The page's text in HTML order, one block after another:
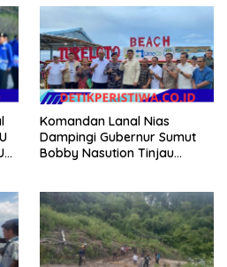
Komandan Lanal Nias
Dampingi Gubernur Sumut
Bobby Nasution Tinjau
Nias Utara